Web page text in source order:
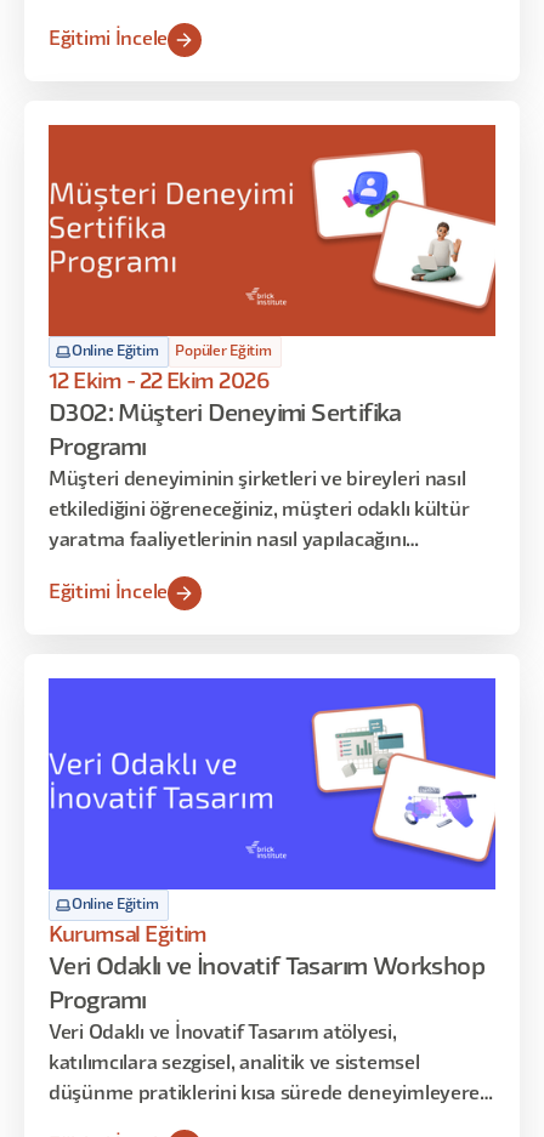
ve sadece oyun stüdyolarında bilinen teknik
Eğitimi İncele
Online Eğitim Popüler Eğitim
12 Ekim - 22 Ekim 2026
D302: Müşteri Deneyimi Sertifika
Programı
Müşteri deneyiminin şirketleri ve bireyleri nasıl
etkilediğini öğreneceğiniz, müşteri odaklı kültür
yaratma faaliyetlerinin nasıl yapılacağını
deneyimi yönetmeyi -uygulama yoluyla-
Eğitimi İncele
Online Eğitim
Kurumsal Eğitim
Veri Odaklı ve İnovatif Tasarım Workshop
Programı
Veri Odaklı ve İnovatif Tasarım atölyesi,
katılımcılara sezgisel, analitik ve sistemsel
düşünme pratiklerini kısa sürede deneyimleyerek